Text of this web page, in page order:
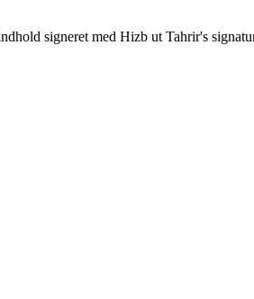
signeret med Hizb ut Tahrir's